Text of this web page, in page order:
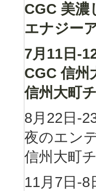
CGC 美濃
エナジー
7月11日-
CGC 信州
信州大町
8月22日-
夜のエン
信州大町
11月7日-8